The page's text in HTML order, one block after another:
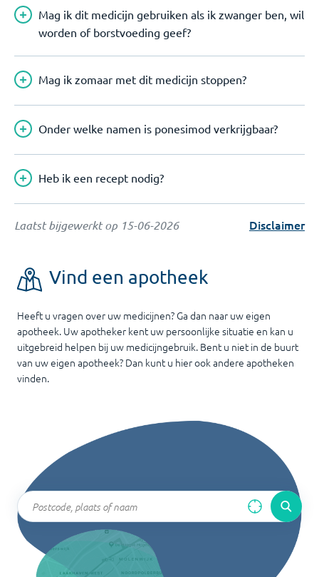
Mag ik dit medicijn gebruiken als ik zwanger ben, wil
worden of borstvoeding geef?
Mag ik zomaar met dit medicijn stoppen?
Onder welke namen is ponesimod verkrijgbaar?
Heb ik een recept nodig?
Laatst bijgewerkt op 15-06-2026 Disclaimer
Vind een apotheek
Heeft u vragen over uw medicijnen? Ga dan naar uw eigen
apotheek. Uw apotheker kent uw persoonlijke situatie en kan u
uitgebreid helpen bij uw medicijngebruik. Bent u niet in de buurt
van uw eigen apotheek? Dan kunt u hier ook andere apotheken
vinden.